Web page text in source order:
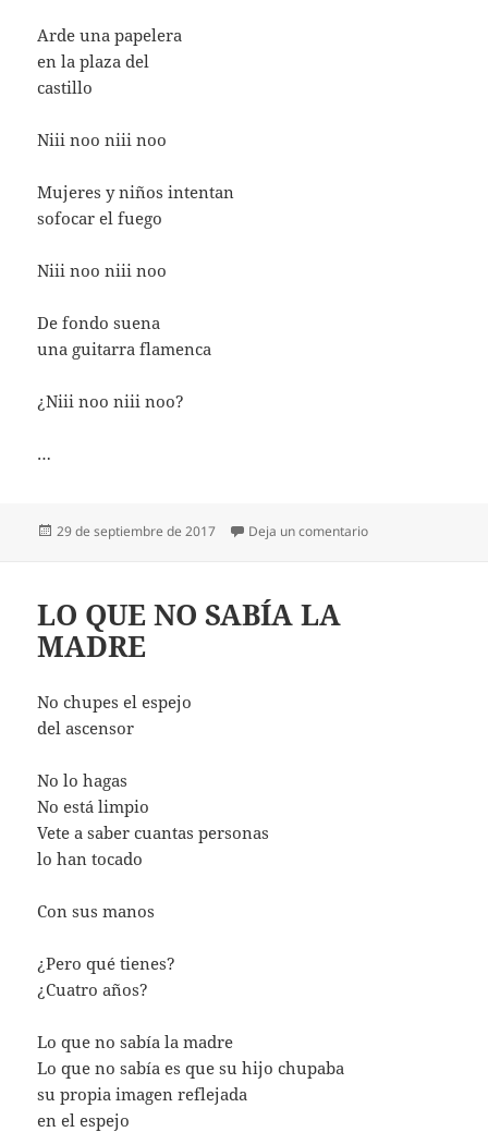
Arde una papelera
en la plaza del
castillo
Niii noo niii noo
Mujeres y niños intentan
sofocar el fuego
Niii noo niii noo
De fondo suena
una guitarra flamenca
¿Niii noo niii noo?
…
Publicado
29 de septiembre de 2017 Deja un comentarioen ¿NIII NOO NIII
LO QUE NO SABÍA LA
MADRE
No chupes el espejo
del ascensor
No lo hagas
No está limpio
Vete a saber cuantas personas
lo han tocado
Con sus manos
¿Pero qué tienes?
¿Cuatro años?
Lo que no sabía la madre
Lo que no sabía es que su hijo chupaba
su propia imagen reflejada
en el espejo